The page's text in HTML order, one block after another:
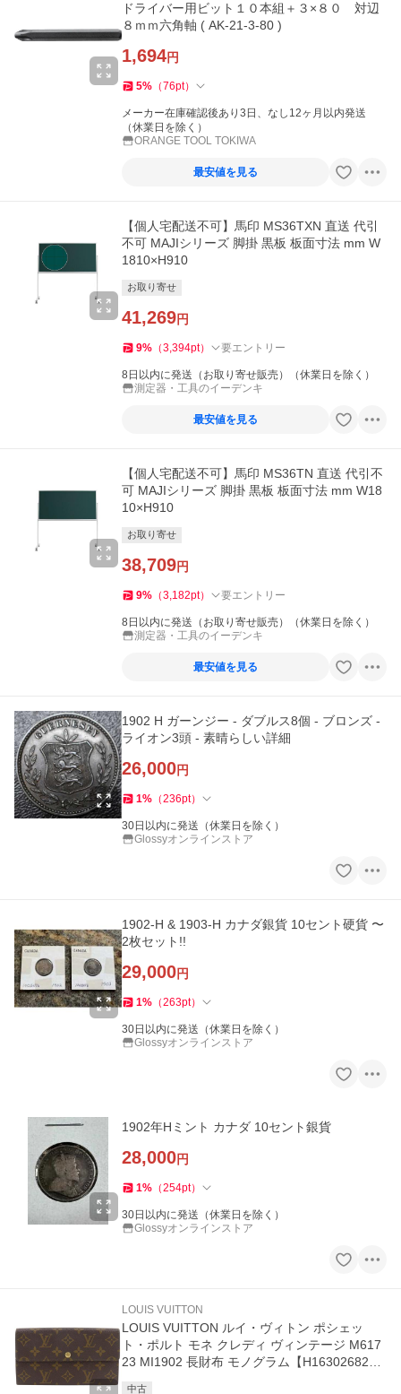
ドライバー用ビット１０本組＋３×８０ 対辺
８ｍｍ六角軸 ( AK-21-3-80 )
1,694円
5% （76pt）
メーカー在庫確認後あり3日、なし12ヶ月以内発送
（休業日を除く）
ORANGE TOOL TOKIWA
最安値を見る
【個人宅配送不可】馬印 MS36TXN 直送 代引
不可 MAJIシリーズ 脚掛 黒板 板面寸法 mm W
1810×H910
お取り寄せ
41,269円
9% （3,394pt） 要エントリー
8日以内に発送（お取り寄せ販売）（休業日を除く）
測定器・工具のイーデンキ
最安値を見る
【個人宅配送不可】馬印 MS36TN 直送 代引不
可 MAJIシリーズ 脚掛 黒板 板面寸法 mm W18
10×H910
お取り寄せ
38,709円
9% （3,182pt） 要エントリー
8日以内に発送（お取り寄せ販売）（休業日を除く）
測定器・工具のイーデンキ
最安値を見る
1902 H ガーンジー - ダブルス8個 - ブロンズ -
ライオン3頭 - 素晴らしい詳細
26,000円
1% （236pt）
30日以内に発送（休業日を除く）
Glossyオンラインストア
1902-H & 1903-H カナダ銀貨 10セント硬貨 〜
2枚セット!!
29,000円
1% （263pt）
30日以内に発送（休業日を除く）
Glossyオンラインストア
1902年Hミント カナダ 10セント銀貨
28,000円
1% （254pt）
30日以内に発送（休業日を除く）
Glossyオンラインストア
LOUIS VUITTON
LOUIS VUITTON ルイ・ヴィトン ポシェッ
ト・ポルト モネ クレディ ヴィンテージ M617
23 MI1902 長財布 モノグラム【H16302682
中古